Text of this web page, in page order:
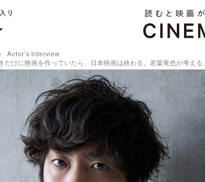
Actor‘s Interview
きだけに映画を作っていたら、日本映画は終わる。若葉竜也が考え